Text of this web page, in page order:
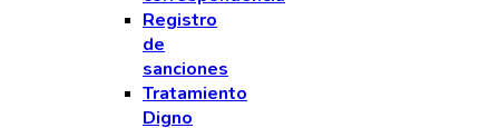
Registro
de
sanciones
Tratamiento
Digno